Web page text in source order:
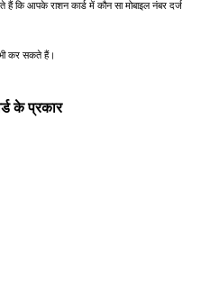
कि आपके राशन कार्ड में कौन सा मोबाइल नंबर दर्ज
कर सकते हैं।
के प्रकार